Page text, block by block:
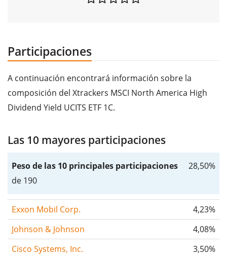
Participaciones
A continuación encontrará información sobre la
composición del Xtrackers MSCI North America High
Dividend Yield UCITS ETF 1C.
Las 10 mayores participaciones
Peso de las 10 principales participaciones
de 190
28,50%
Exxon Mobil Corp.
4,23%
Johnson & Johnson
4,08%
Cisco Systems, Inc.
3,50%